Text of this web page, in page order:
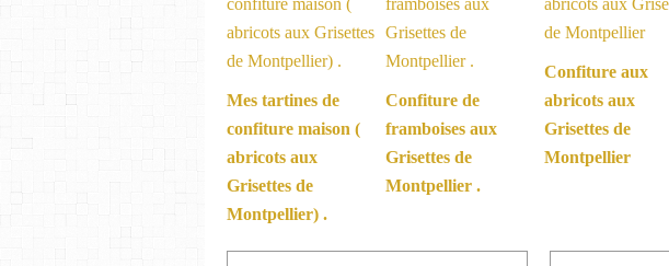
Mes tartines de
confiture maison (
abricots aux
Grisettes de
Montpellier) .
Confiture de
framboises aux
Grisettes de
Montpellier .
Confiture aux
abricots aux
Grisettes de
Montpellier